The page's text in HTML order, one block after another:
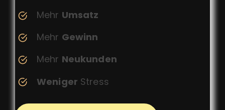
Mehr Umsatz
Mehr Gewinn
Mehr Neukunden
Weniger Stress